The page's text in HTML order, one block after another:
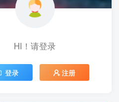
HI！请登录
登录 注册